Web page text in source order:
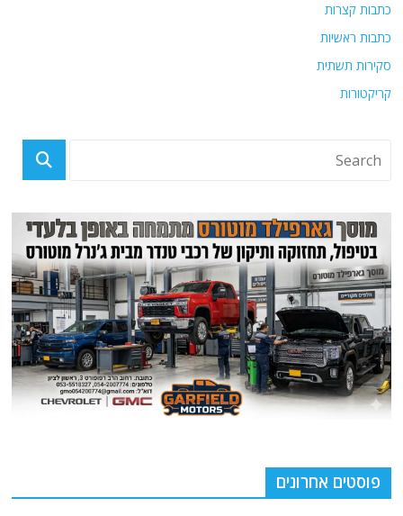
כתבות קצרות
כתבות ראשיות
סקירות תשתית
קריקטורות
פוסטים אחרונים